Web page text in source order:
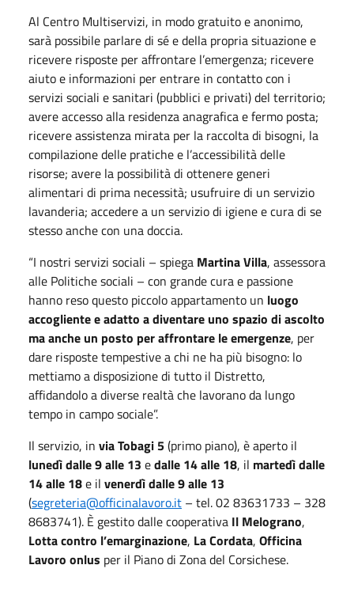
Al Centro Multiservizi, in modo gratuito e anonimo,
sarà possibile parlare di sé e della propria situazione e
ricevere risposte per affrontare l’emergenza; ricevere
aiuto e informazioni per entrare in contatto con i
servizi sociali e sanitari (pubblici e privati) del territorio;
avere accesso alla residenza anagrafica e fermo posta;
ricevere assistenza mirata per la raccolta di bisogni, la
compilazione delle pratiche e l’accessibilità delle
risorse; avere la possibilità di ottenere generi
alimentari di prima necessità; usufruire di un servizio
lavanderia; accedere a un servizio di igiene e cura di se
stesso anche con una doccia.
“I nostri servizi sociali – spiega Martina Villa, assessora
alle Politiche sociali – con grande cura e passione
hanno reso questo piccolo appartamento un luogo
accogliente e adatto a diventare uno spazio di ascolto
ma anche un posto per affrontare le emergenze, per
dare risposte tempestive a chi ne ha più bisogno: lo
mettiamo a disposizione di tutto il Distretto,
affidandolo a diverse realtà che lavorano da lungo
tempo in campo sociale”.
Il servizio, in via Tobagi 5(primo piano), è aperto il
lunedì dalle 9 alle 13 edalle 14 alle 18, il martedì dalle
14 alle 18e il venerdì dalle 9 alle 13
(segreteria@officinalavoro.it – tel. 02 83631733 – 328
8683741). È gestito dalle cooperativa Il Melograno,
Lotta contro l’emarginazione, La Cordata, Officina
Lavoro onlus per il Piano di Zona del Corsichese.